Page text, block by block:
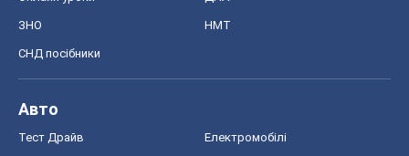
ЗНО НМТ
СНД посібники
Авто
Тест Драйв Електромобілі